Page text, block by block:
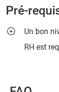
Pré-
Un bon
RH est